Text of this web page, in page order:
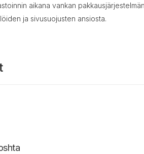
aikana vankan
ja sivusuojusten ansiosta.